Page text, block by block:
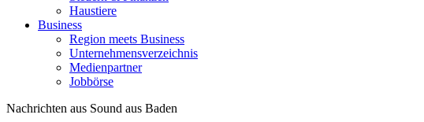
Haustiere
Business
Region meets Business
Unternehmensverzeichnis
Medienpartner
Jobbörse
Nachrichten aus Sound aus Baden